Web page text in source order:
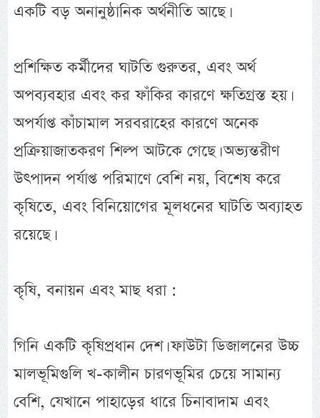
একটি বড় অনানুষ্ঠানিক অর্থনীতি আছে।
প্রশিক্ষিত কর্মীদের ঘাটতি গুরুতর, এবং অর্থ
অপব্যবহার এবং কর ফাঁকির কারণে ক্ষতিগ্রস্ত হয়।
অপর্যাপ্ত কাঁচামাল সরবরাহের কারণে অনেক
প্রক্রিয়াজাতকরণ শিল্প আটকে গেছে। অভ্যন্তরীণ
উৎপাদন পর্যাপ্ত পরিমাণে বেশি নয়, বিশেষ করে
কৃষিতে, এবং বিনিয়োগের মূলধনের ঘাটতি অব্যাহত
রয়েছে।
কৃষি, বনায়ন এবং মাছ ধরা :
গিনি একটি কৃষিপ্রধান দেশ। ফাউটা ডিজালনের উচ্চ
মালভূমিগুলি খ-কালীন চারণভূমির চেয়ে সামান্য
বেশি, যেখানে পাহাড়ের ধারে চিনাবাদাম এবং